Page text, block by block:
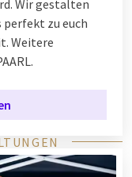
Wir gestalten
zu euch
Weitere